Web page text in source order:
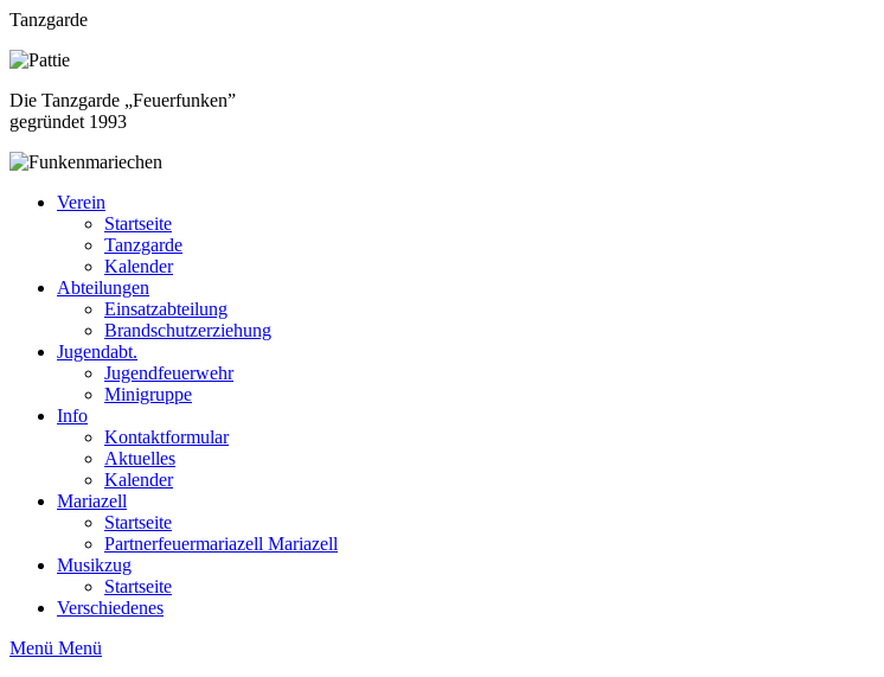
Tanzgarde
Die Tanzgarde „Feuerfunken”
gegründet 1993
Verein
Startseite
Tanzgarde
Kalender
Abteilungen
Einsatzabteilung
Brandschutzerziehung
Jugendabt.
Jugendfeuerwehr
Minigruppe
Info
Kontaktformular
Aktuelles
Kalender
Mariazell
Startseite
Partnerfeuermariazell Mariazell
Musikzug
Startseite
Verschiedenes
Menü Menü